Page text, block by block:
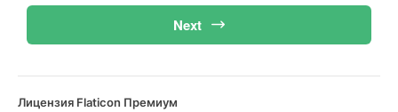
Next
Лицензия Flaticon Премиум